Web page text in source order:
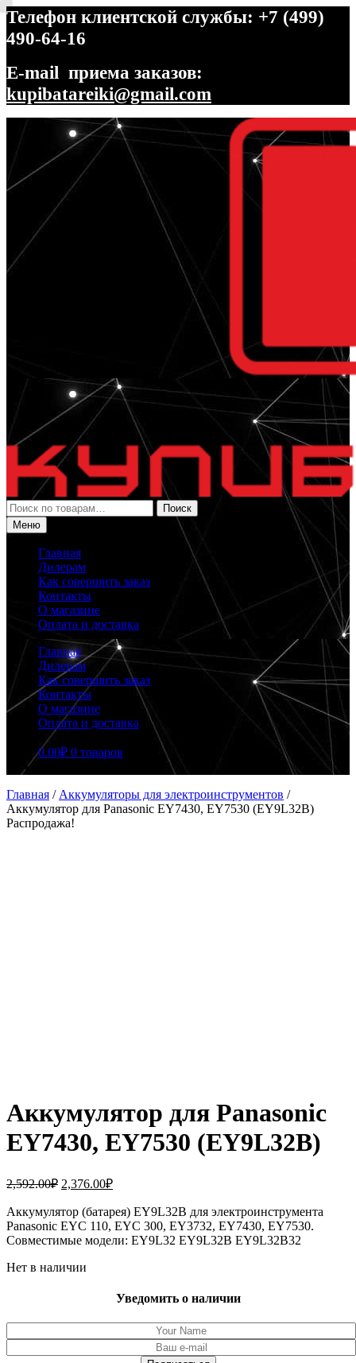
Телефон клиентской службы: +7 (499)
490-64-16
E-mail приема заказов:
kupibatareiki@gmail.com
Перейти
навигации
Перейти
содержимому
Искать:
Поиск
Меню
Главная
Дилерам
Как совершить заказ
Контакты
О магазине
Оплата и доставка
Главная
Дилерам
Как совершить заказ
Контакты
О магазине
Оплата и доставка
0.00₽ 0 товаров
Главная / Аккумуляторы для электроинструментов /
Аккумулятор для Panasonic EY7430, EY7530 (EY9L32B)
Распродажа!
Аккумулятор для Panasonic
EY7430, EY7530 (EY9L32B)
2,592.00₽ Первоначальная
составляла
2,592.00₽.
2,376.00₽Текущая
2,376.00₽.
Аккумулятор (батарея) EY9L32B для электроинструмента
Panasonic EYC 110, EYC 300, EY3732, EY7430, EY7530.
Совместимые модели: EY9L32 EY9L32B EY9L32B32
Нет в наличии
Уведомить о наличии